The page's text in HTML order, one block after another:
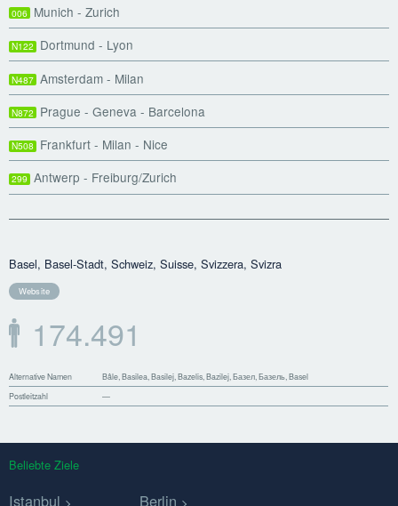
006 Munich - Zurich
N122 Dortmund - Lyon
N487 Amsterdam - Milan
N872 Prague - Geneva - Barcelona
N508 Frankfurt - Milan - Nice
299 Antwerp - Freiburg/Zurich
Basel, Basel-Stadt, Schweiz, Suisse, Svizzera, Svizra
Website
174.491
Alternative Namen
Bâle, Basilea, Basilej, Bazelis, Bazilej, Базел, Базель, Basel
Postleitzahl
—
Beliebte Ziele
Istanbul Berlin